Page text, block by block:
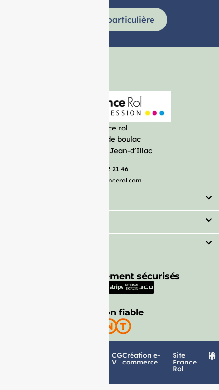
Demande particulière
France rol
Avenue de boulac
33127 Saint-Jean-d’Illac
05 57 92 21 46
serviceclient@francerol.com
Moyens de paiement sécurisés
Livraison fiable
CG
V
Création e-
commerce
Site
France
Rol